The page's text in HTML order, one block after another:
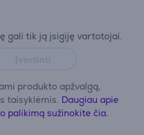
gali tik ją įsigiję vartotojai.
produkto apžvalgą,
taisyklėmis. Daugiau apie
palikimą sužinokite čia.